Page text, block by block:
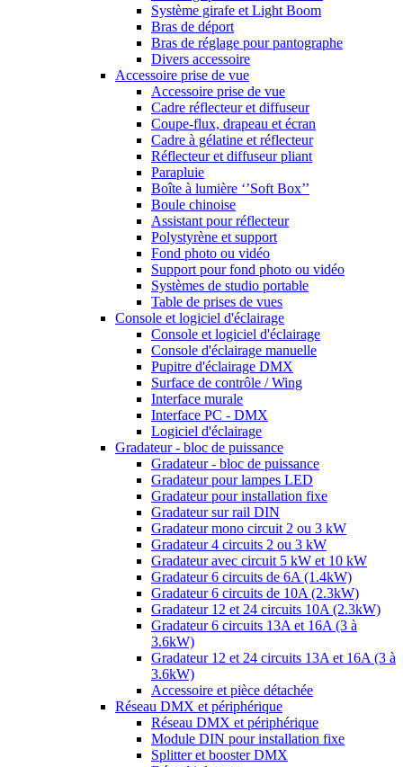
Système girafe et Light Boom
Bras de déport
Bras de réglage pour pantographe
Divers accessoire
Accessoire prise de vue
Accessoire prise de vue
Cadre réflecteur et diffuseur
Coupe-flux, drapeau et écran
Cadre à gélatine et réflecteur
Réflecteur et diffuseur pliant
Parapluie
Boîte à lumière ‘’Soft Box’’
Boule chinoise
Assistant pour réflecteur
Polystyrène et support
Fond photo ou vidéo
Support pour fond photo ou vidéo
Systèmes de studio portable
Table de prises de vues
Console et logiciel d'éclairage
Console et logiciel d'éclairage
Console d'éclairage manuelle
Pupitre d'éclairage DMX
Surface de contrôle / Wing
Interface murale
Interface PC - DMX
Logiciel d'éclairage
Gradateur - bloc de puissance
Gradateur - bloc de puissance
Gradateur pour lampes LED
Gradateur pour installation fixe
Gradateur sur rail DIN
Gradateur mono circuit 2 ou 3 kW
Gradateur 4 circuits 2 ou 3 kW
Gradateur avec circuit 5 kW et 10 kW
Gradateur 6 circuits de 6A (1.4kW)
Gradateur 6 circuits de 10A (2.3kW)
Gradateur 12 et 24 circuits 10A (2.3kW)
Gradateur 6 circuits 13A et 16A (3 à
3.6kW)
Gradateur 12 et 24 circuits 13A et 16A (3 à
3.6kW)
Accessoire et pièce détachée
Réseau DMX et périphérique
Réseau DMX et périphérique
Module DIN pour installation fixe
Splitter et booster DMX